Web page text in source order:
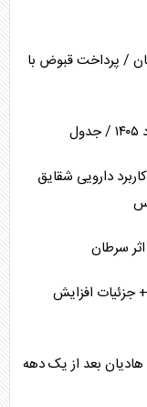
/ پرداخت قبوض با
دارویی شقایق
سرطان
۱۴۰۵ اعلام شد + جزئیات افزایش
هادیان بعد از یک دهه